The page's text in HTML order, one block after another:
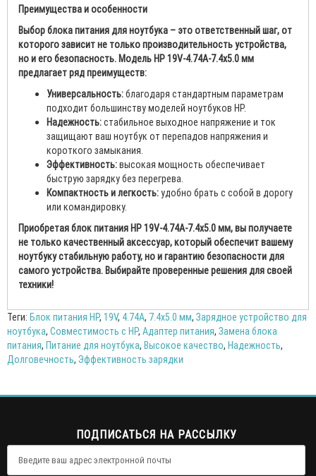
Преимущества и особенности
Выбор блока питания для ноутбука – это ответственный шаг, от
которого зависит не только производительность устройства,
но и его безопасность. Модель HP 19V-4.74A-7.4х5.0 мм
предлагает ряд преимуществ:
Универсальность:благодаря стандартным параметрам
подходит большинству моделей ноутбуков HP.
Надежность:стабильное выходное напряжение и ток
защищают ваш ноутбук от перепадов напряжения и
короткого замыкания.
Эффективность:высокая мощность обеспечивает
быструю зарядку без перегрева.
Компактность и легкость:удобно брать с собой в дорогу
или командировку.
Приобретая блок питания HP 19V-4.74A-7.4х5.0 мм, вы получаете
не только качественный аксессуар, который обеспечит вашему
ноутбуку стабильную работу, но и гарантию безопасности для
самого устройства. Выбирайте проверенные решения для своей
техники!
Теги: Блок питания HP, 19V, 4.74A, 7.4x5.0 мм, Зарядное устройство для
ноутбука, Совместимость с HP, Адаптер питания, Замена блока
питания, Питание для ноутбука, Высокое качество, Надежность,
Долговечность, Эффективность зарядки
ПОДПИСАТЬСЯ НА РАССЫЛКУ